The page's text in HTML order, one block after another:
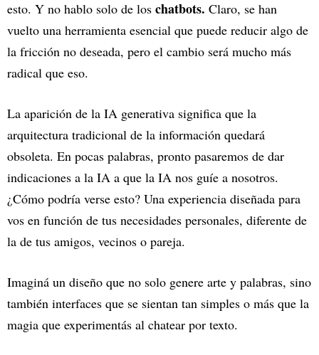
esto. Y no hablo solo de los chatbots. Claro, se han
vuelto una herramienta esencial que puede reducir algo de
la fricción no deseada, pero el cambio será mucho más
radical que eso.
La aparición de la IA generativa significa que la
arquitectura tradicional de la información quedará
obsoleta. En pocas palabras, pronto pasaremos de dar
indicaciones a la IA a que la IA nos guíe a nosotros.
¿Cómo podría verse esto? Una experiencia diseñada para
vos en función de tus necesidades personales, diferente de
la de tus amigos, vecinos o pareja.
Imaginá un diseño que no solo genere arte y palabras, sino
también interfaces que se sientan tan simples o más que la
magia que experimentás al chatear por texto.